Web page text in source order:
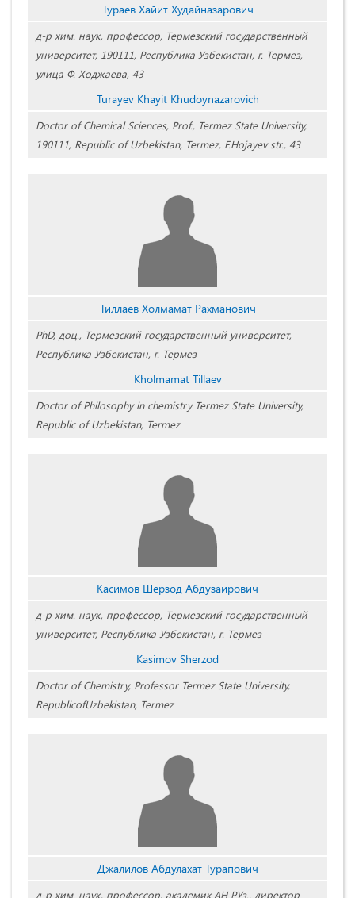
Тураев Хайит Худайназарович
д-р хим. наук, профессор, Термезский государственный
университет, 190111, Республика Узбекистан, г. Термез,
улица Ф. Ходжаева, 43
Turayev Khayit Khudoynazarovich
Doctor of Chemical Sciences, Prof., Termez State University,
190111, Republic of Uzbekistan, Termez, F.Hojayev str., 43
Тиллаев Холмамат Рахманович
PhD, доц., Термезский государственный университет,
Республика Узбекистан, г. Термез
Kholmamat Tillaev
Doctor of Philosophy in chemistry Termez State University,
Republic of Uzbekistan, Termez
Касимов Шерзод Абдузаирович
д-р хим. наук, профессор, Термезский государственный
университет, Республика Узбекистан, г. Термез
Kasimov Sherzod
Doctor of Chemistry, Professor Termez State University,
RepublicofUzbekistan, Termez
Джалилов Абдулахат Турапович
д-р хим. наук, профессор, академик АН РУз., директор